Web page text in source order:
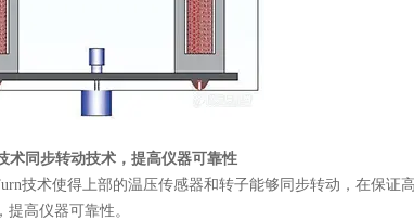
术同步转动技术，提高仪器可靠性
技术使得上部的温压传感器和转子能够同步转动，在保
提高仪器可靠性。